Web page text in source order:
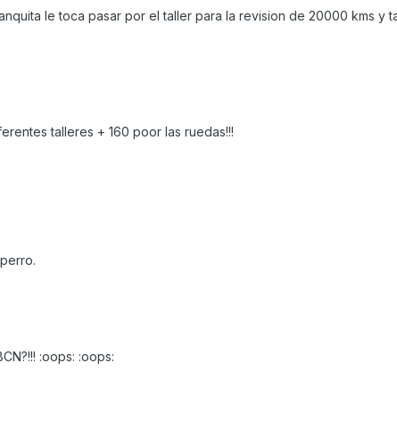
le toca pasar por el taller para la revision de 20000 kms y
talleres + 160 poor las ruedas!!!
:oops: :oops: